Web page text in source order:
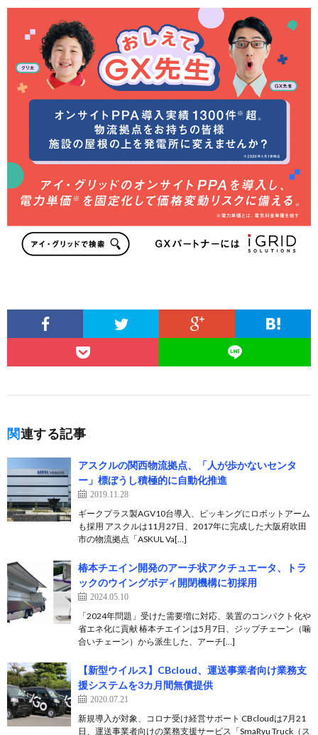
関連する記事
アスクルの関西物流拠点、「人が歩かないセンタ
ー」標ぼうし積極的に自動化推進
2019.11.28
ギークプラス製AGV10台導入、ピッキングにロボットアーム
も採用 アスクルは11月27日、2017年に完成した大阪府吹田
市の物流拠点「ASKUL Va[…]
椿本チエイン開発のアーチ状アクチュエータ、トラ
ックのウイングボディ開閉機構に初採用
2024.05.10
「2024年問題」受けた需要増に対応、装置のコンパクト化や
省エネ化に貢献 椿本チエインは5月7日、ジップチェーン（噛
合いチェーン）から派生した、アーチ[…]
【新型ウイルス】CBcloud、運送事業者向け業務支
援システムを3カ月間無償提供
2020.07.21
新規導入が対象、コロナ受け経営サポート CBcloudは7月21
日、運送事業者向けの業務支援サービス「SmaRyu Truck（ス